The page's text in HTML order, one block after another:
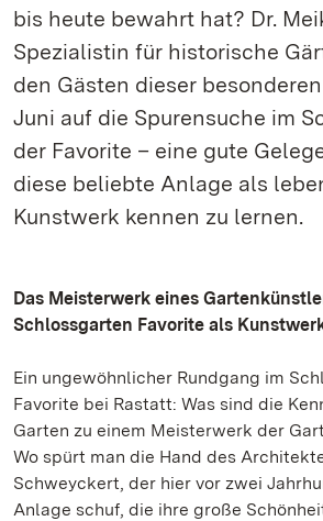
bis heute bewahrt hat? Dr.
Spezialistin für historische
den Gästen dieser
Juni auf die Spurensuche im
der Favorite – eine gute
diese beliebte Anlage als
Kunstwerk kennen zu lernen.
Das Meisterwerk eines
Schlossgarten Favorite als
Ein ungewöhnlicher Rundgang im
Favorite bei Rastatt: Was sind die
Garten zu einem Meisterwerk der
Wo spürt man die Hand des
Schweyckert, der hier vor zwei
Anlage schuf, die ihre große